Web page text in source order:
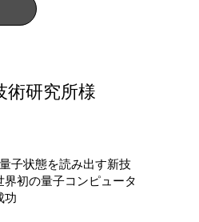
術研究所様
子状態を読み出す新技
初の量子コンピュータ
功